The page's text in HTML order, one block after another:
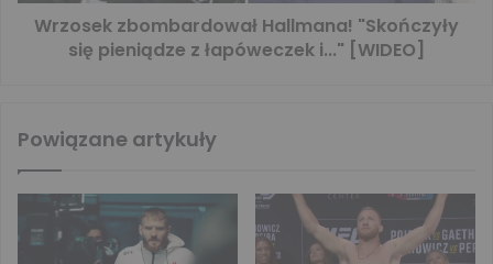
Wrzosek zbombardował Hallmana! "Skończyły
się pieniądze z łapóweczek i..." [WIDEO]
Powiązane artykuły